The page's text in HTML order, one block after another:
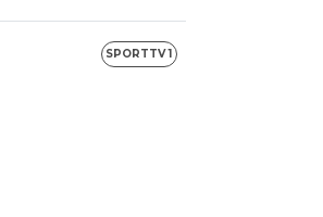
SPORTTV 1